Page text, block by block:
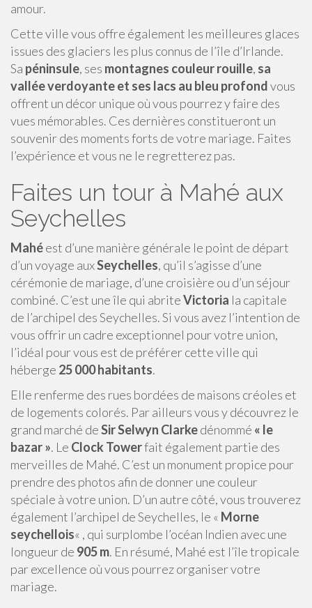
amour.
Cette ville vous offre également les meilleures glaces
issues des glaciers les plus connus de l’île d’Irlande.
Sa péninsule, ses montagnes couleur rouille, sa
vallée verdoyante et ses lacs au bleu profondvous
offrent un décor unique où vous pourrez y faire des
vues mémorables. Ces dernières constitueront un
souvenir des moments forts de votre mariage. Faites
l’expérience et vous ne le regretterez pas.
Faites un tour à Mahé aux
Seychelles
Mahéest d’une manière générale le point de départ
d’un voyage auxSeychelles, qu’il s’agisse d’une
cérémonie de mariage, d’une croisière ou d’un séjour
combiné. C’est une île qui abriteVictoria la capitale
de l’archipel des Seychelles. Si vous avez l’intention de
vous offrir un cadre exceptionnel pour votre union,
l’idéal pour vous est de préférer cette ville qui
héberge 25 000 habitants.
Elle renferme des rues bordées de maisons créoles et
de logements colorés. Par ailleurs vous y découvrez le
grand marché deSir Selwyn Clarkedénommé « le
bazar ». Le Clock Towerfait également partie des
merveilles de Mahé. C’est un monument propice pour
prendre des photos afin de donner une couleur
spéciale à votre union. D’un autre côté, vous trouverez
également l’archipel de Seychelles, le « Morne
seychellois« , qui surplombe l’océan Indien avec une
longueur de 905 m. En résumé, Mahé est l’île tropicale
par excellence où vous pourrez organiser votre
mariage.